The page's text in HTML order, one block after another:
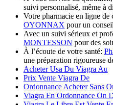
suivi personnalisé, même à
Votre pharmacie en ligne de
OYONNAX pour un
Avec un suivi sérieux et
MONTESSON pour des
À l’écoute de votre santé:
une préparation rigoureuse
Acheter Usa Du Viagra Au
Prix Vente Viagra De
Ordonnance Acheter Sans
Viagra En Ordonnance On